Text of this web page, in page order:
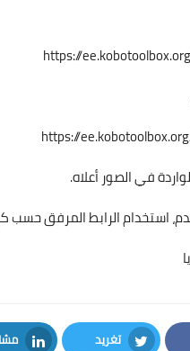
https://
https://
في الصور أعلاه.
استخدام الرابط المرفق حسب
تغريد